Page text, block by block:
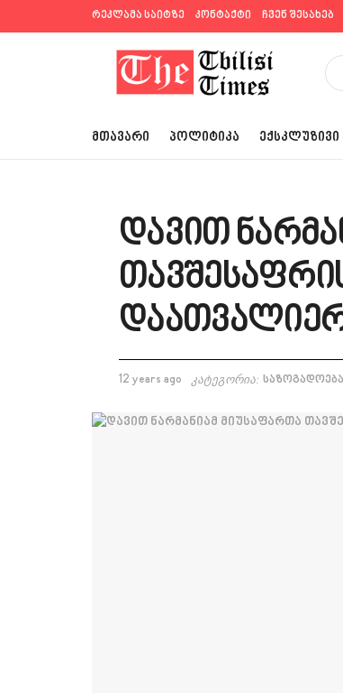
რეკლამა საიტზე კონტაქტი ჩვენ შესახებ
ᲛᲗᲐᲕᲐᲠᲘ ᲞᲝᲚᲘᲢᲘᲙᲐ ᲔᲥᲡᲙᲚᲣᲖᲘᲕᲘ
დავით
12 years ago კატეგორია: საზოგადოება